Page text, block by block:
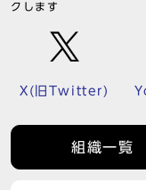
クします
X(旧Twitter)
組織一覧